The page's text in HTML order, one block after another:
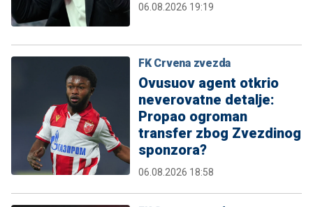
06.08.2026 19:19
FK Crvena zvezda
Ovusuov agent otkrio
neverovatne detalje:
Propao ogroman
transfer zbog Zvezdinog
sponzora?
06.08.2026 18:58